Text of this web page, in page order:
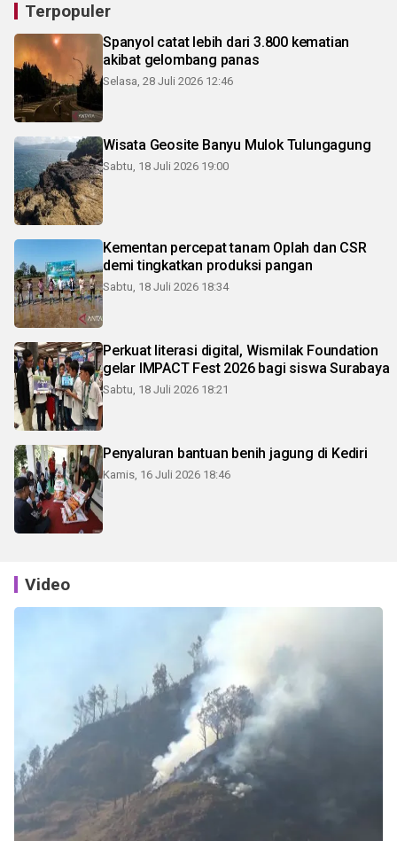
Terpopuler
Spanyol catat lebih dari 3.800 kematian
akibat gelombang panas
Selasa, 28 Juli 2026 12:46
Wisata Geosite Banyu Mulok Tulungagung
Sabtu, 18 Juli 2026 19:00
Kementan percepat tanam Oplah dan CSR
demi tingkatkan produksi pangan
Sabtu, 18 Juli 2026 18:34
Perkuat literasi digital, Wismilak Foundation
gelar IMPACT Fest 2026 bagi siswa Surabaya
Sabtu, 18 Juli 2026 18:21
Penyaluran bantuan benih jagung di Kediri
Kamis, 16 Juli 2026 18:46
Video